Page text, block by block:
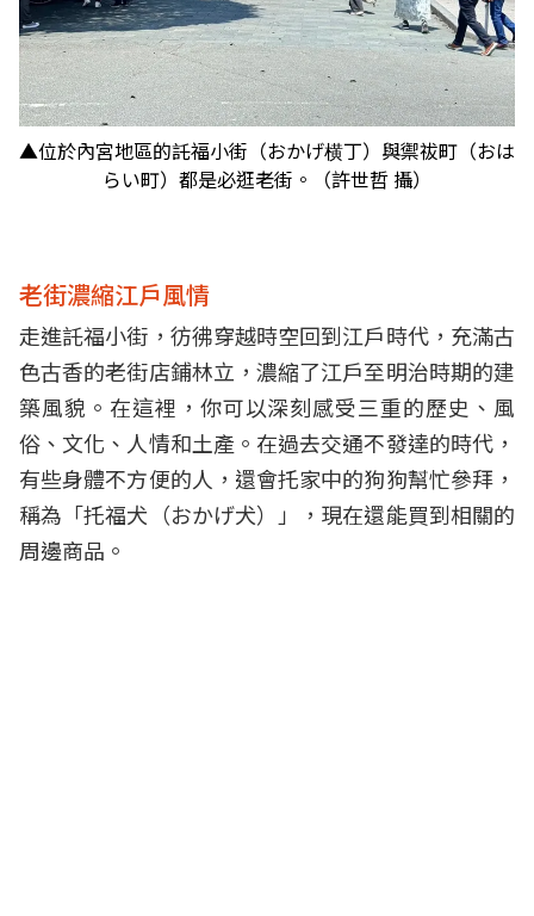
▲位於內宮地區的託福小街（おかげ横丁）與禦祓町（おは
らい町）都是必逛老街。（許世哲 攝）
老街濃縮江戶風情
走進託福小街，彷彿穿越時空回到江戶時代，充滿古
色古香的老街店鋪林立，濃縮了江戶至明治時期的建
築風貌。在這裡，你可以深刻感受三重的歷史、風
俗、文化、人情和土產。在過去交通不發達的時代，
有些身體不方便的人，還會托家中的狗狗幫忙參拜，
稱為「托福犬（おかげ犬）」，現在還能買到相關的
周邊商品。